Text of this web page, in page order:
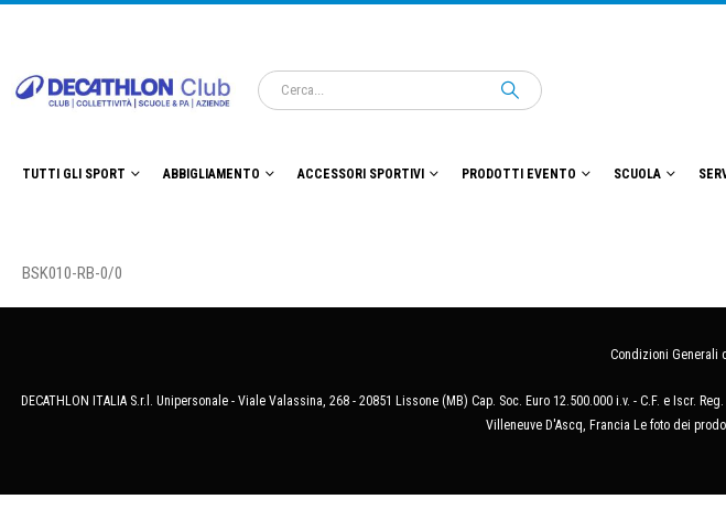
TUTTI GLI SPORT ABBIGLIAMENTO ACCESSORI SPORTIVI PRODOTTI EVENTO SCUOLA
BSK010-RB-0/0
Condizioni Generali
DECATHLON ITALIA S.r.l. Unipersonale - Viale Valassina, 268 - 20851 Lissone (MB) Cap. Soc. Euro 12.500.000 i.v. - C.F. e Iscr.
Villeneuve D'Ascq, Francia Le foto dei